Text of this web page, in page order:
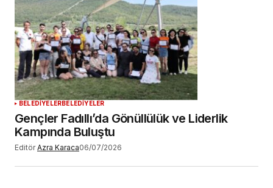
YORUM GÖNDER
BELEDİYELERBELEDİYELER
Gençler Fadıllı’da Gönüllülük ve Liderlik
Kampında Buluştu
Editör Azra Karaca06/07/2026